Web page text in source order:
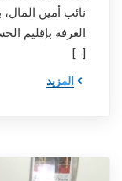
نائب أمين المال،
الغرفة بإقليم
[…]
المزيد